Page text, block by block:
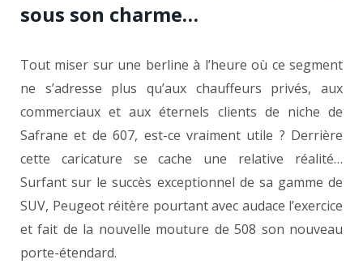
sous son charme…
Tout miser sur une berline à l’heure où ce segment
ne s’adresse plus qu’aux chauffeurs privés, aux
commerciaux et aux éternels clients de niche de
Safrane et de 607, est-ce vraiment utile ? Derrière
cette caricature se cache une relative réalité…
Surfant sur le succès exceptionnel de sa gamme de
SUV, Peugeot réitère pourtant avec audace l’exercice
et fait de la nouvelle mouture de 508 son nouveau
porte-étendard.